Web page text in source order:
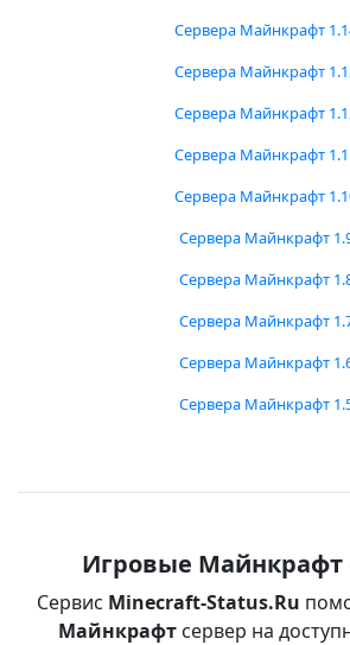
Сервера Майнкрафт
Сервера Майнкрафт
Сервера Майнкрафт
Сервера Майнкрафт
Сервера Майнкрафт
Сервера Майнкрафт
Сервера Майнкрафт
Сервера Майнкрафт
Сервера Майнкрафт
Сервера Майнкрафт
Игровые Майнкрафт
Сервис Minecraft-Status.Ru
Майнкрафтсервер на